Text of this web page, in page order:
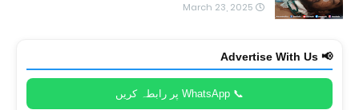
March 23, 2025
📢 Advertise With Us
📞 WhatsApp پر رابطہ کریں